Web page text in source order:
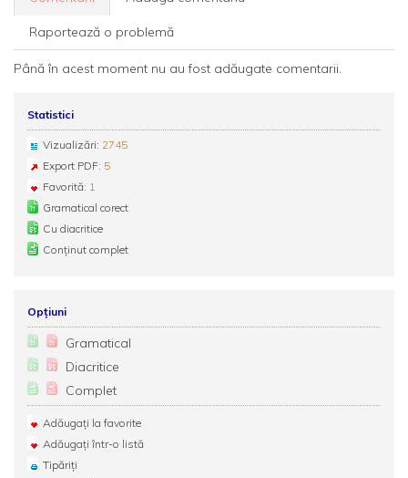
Raportează o problemă
Până în acest moment nu au fost adăugate comentarii.
Statistici
Vizualizări: 2745
Export PDF: 5
Favorită: 1
Gramatical corect
Cu diacritice
Conținut complet
Opțiuni
Gramatical
Diacritice
Complet
Adăugați la favorite
Adăugați într-o listă
Tipăriți